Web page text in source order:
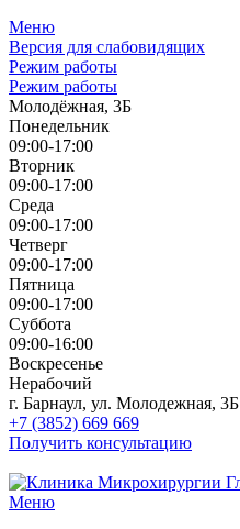
Меню
Версия для слабовидящих
Режим работы
Режим работы
Молодёжная, 3Б
Понедельник
09:00-17:00
Вторник
09:00-17:00
Среда
09:00-17:00
Четверг
09:00-17:00
Пятница
09:00-17:00
Суббота
09:00-16:00
Воскресенье
Нерабочий
г. Барнаул, ул. Молодежная, 3Б
+7 (3852) 669 669
Получить консультацию
Меню